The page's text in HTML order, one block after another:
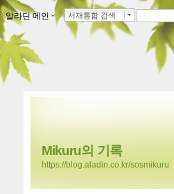
ｌ알라딘 메인 ｌ 서재통합 검색
Mikuru의 기록
https://blog.aladin.co.kr/sosmikuru